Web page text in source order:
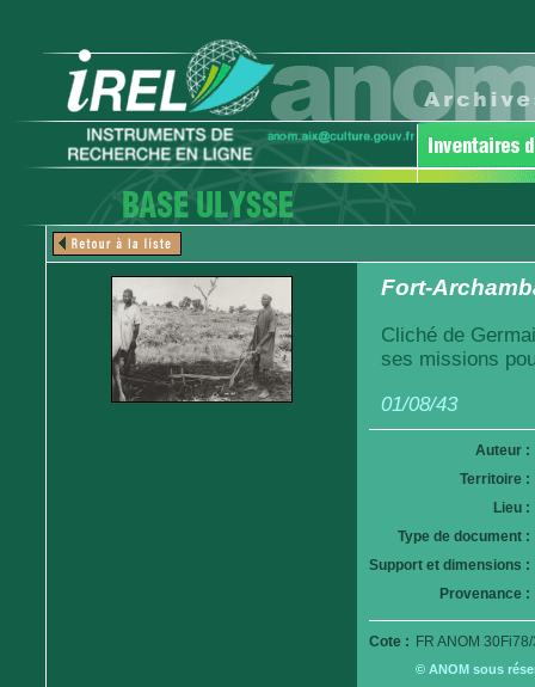
Fort-
Cliché de
ses missions
01/08/43
Auteur :
Territoire :
Lieu :
Type de document :
Support et dimensions :
Provenance :
Cote : FR ANOM
© ANOM sous